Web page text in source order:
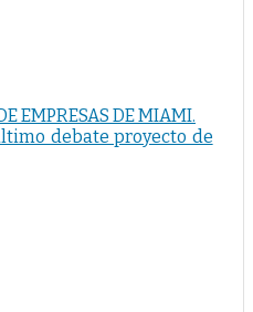
EMPRESAS DE MIAMI.
debate proyecto de